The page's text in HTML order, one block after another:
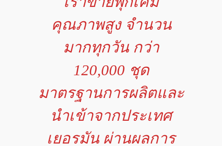
คุณภาพสูง จำนวน
มากทุกวัน กว่า
120,000 ชุด
มาตรฐานการผลิตและ
นำเข้าจากประเทศ
เยอรมัน ผ่านผลการ